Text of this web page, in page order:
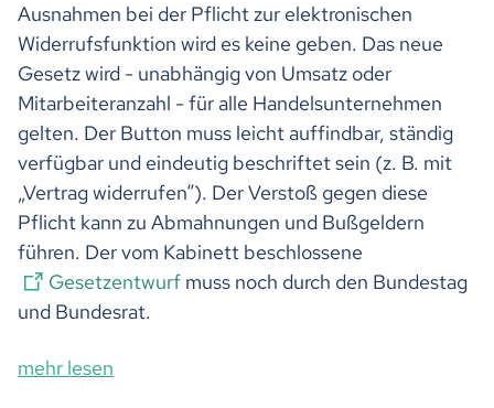
Ausnahmen bei der Pflicht zur elektronischen
Widerrufsfunktion wird es keine geben. Das neue
Gesetz wird - unabhängig von Umsatz oder
Mitarbeiteranzahl - für alle Handelsunternehmen
gelten. Der Button muss leicht auffindbar, ständig
verfügbar und eindeutig beschriftet sein (z. B. mit
„Vertrag widerrufen“). Der Verstoß gegen diese
Pflicht kann zu Abmahnungen und Bußgeldern
führen. Der vom Kabinett beschlossene
Gesetzentwurf muss noch durch den Bundestag
und Bundesrat.
mehr lesen